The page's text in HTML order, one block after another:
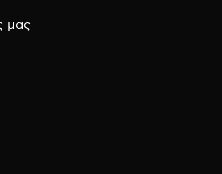
μας